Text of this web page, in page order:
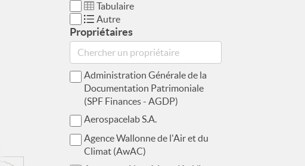
Tabulaire
Autre
Propriétaires
Administration Générale de la
Documentation Patrimoniale
(SPF Finances - AGDP)
Aerospacelab S.A.
Agence Wallonne de l'Air et du
Climat (AwAC)